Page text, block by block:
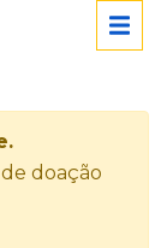
doação